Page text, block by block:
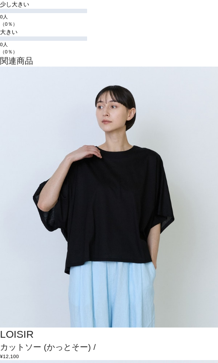
少し大きい
0人
（0％）
大きい
0人
（0％）
関連商品
LOISIR
カットソー (かっとそー) /
¥12,100